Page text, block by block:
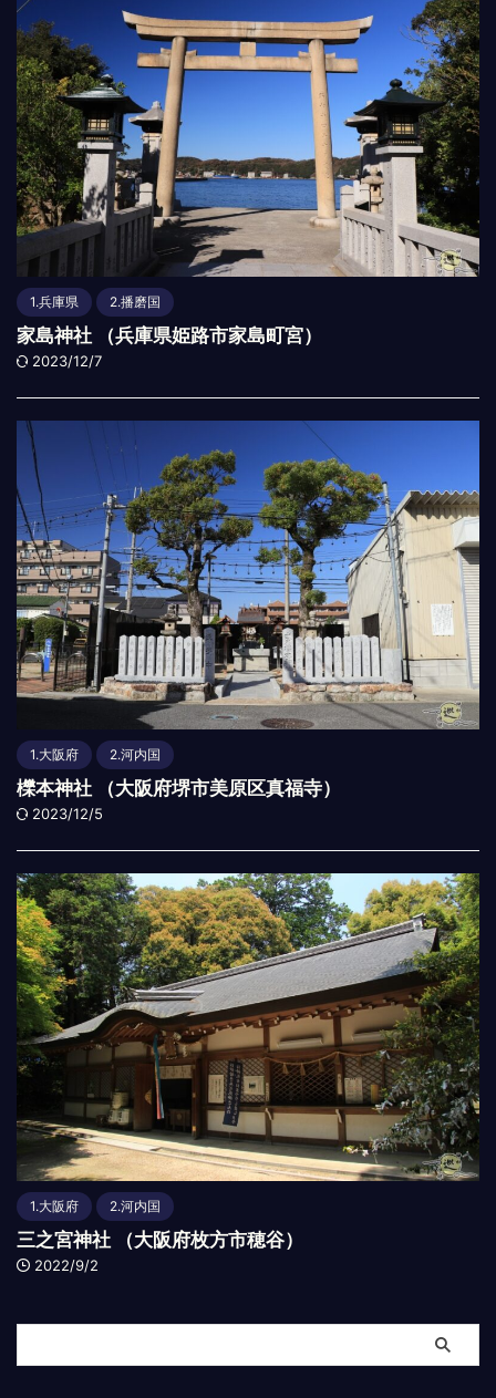
1.兵庫県 2.播磨国
家島神社 （兵庫県姫路市家島町宮）
2023/12/7
1.大阪府 2.河内国
櫟本神社 （大阪府堺市美原区真福寺）
2023/12/5
1.大阪府 2.河内国
三之宮神社 （大阪府枚方市穂谷）
2022/9/2